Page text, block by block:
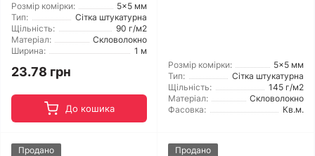
Розмір комірки:
5x5 мм
Тип:
Сітка штукатурна
Щільність:
90 г/м2
Матеріал:
Скловолокно
Ширина:
1 м
23.78 грн
До кошика
Розмір комірки:
5x5 мм
Тип:
Сітка штукатурна
Щільність:
145 г/м2
Матеріал:
Скловолокно
Фасовка:
Кв.м.
Продано Продано